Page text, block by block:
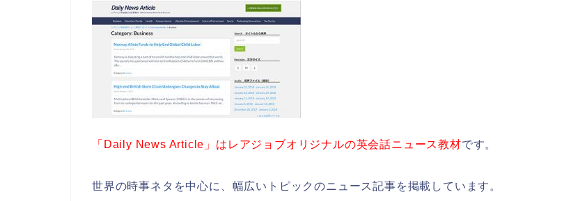
「Daily News Article」はレアジョブオリジナルの英会話ニュース教材です。
世界の時事ネタを中心に、幅広いトピックのニュース記事を掲載しています。